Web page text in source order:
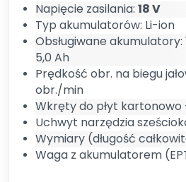
Napięcie zasilania: 18 V
Typ akumulatorów: Li-ion
Obsługiwane akumulatory:
5,0 Ah
Prędkość obr. na biegu
obr./min
Wkręty do płyt kartonowo
Uchwyt narzędzia
Wymiary (długość
Waga z akumulatorem